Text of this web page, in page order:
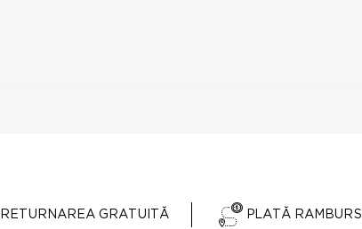
RETURNAREA GRATUITĂ PLATĂ RAMBURS